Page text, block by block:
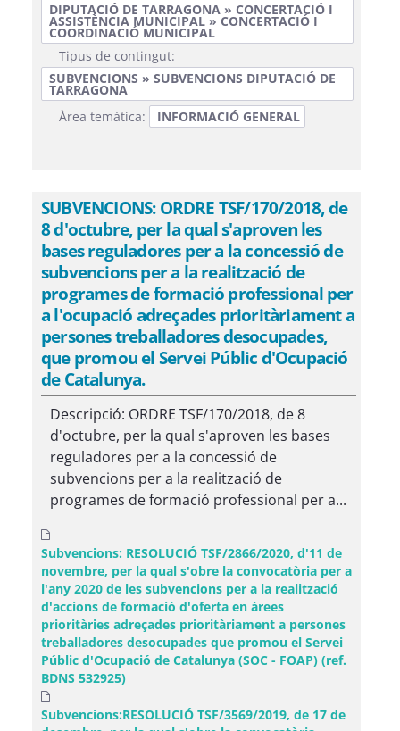
DIPUTACIÓ DE TARRAGONA » CONCERTACIÓ I
ASSISTÈNCIA MUNICIPAL » CONCERTACIÓ I
COORDINACIÓ MUNICIPAL
Tipus de contingut:
SUBVENCIONS » SUBVENCIONS DIPUTACIÓ DE
TARRAGONA
Àrea temàtica:
INFORMACIÓ GENERAL
SUBVENCIONS: ORDRE TSF/170/2018, de
8 d'octubre, per la qual s'aproven les
bases reguladores per a la concessió de
subvencions per a la realització de
programes de formació professional per
a l'ocupació adreçades prioritàriament a
persones treballadores desocupades,
que promou el Servei Públic d'Ocupació
de Catalunya.
Descripció: ORDRE TSF/170/2018, de 8
d'octubre, per la qual s'aproven les bases
reguladores per a la concessió de
subvencions per a la realització de
programes de formació professional per a...
Subvencions: RESOLUCIÓ TSF/2866/2020, d'11 de
novembre, per la qual s'obre la convocatòria per a
l'any 2020 de les subvencions per a la realització
d'accions de formació d'oferta en àrees
prioritàries adreçades prioritàriament a persones
treballadores desocupades que promou el Servei
Públic d'Ocupació de Catalunya (SOC - FOAP) (ref.
BDNS 532925)
Subvencions:RESOLUCIÓ TSF/3569/2019, de 17 de